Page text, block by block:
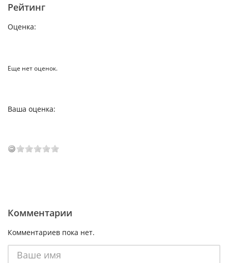
Рейтинг
Оценка:
Еще нет оценок.
Ваша оценка:
Комментарии
Комментариев пока нет.